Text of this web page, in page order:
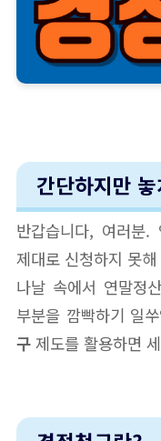
간단하지만
반갑습니다, 여러분.
제대로 신청하지 못
나날 속에서 연말정
부분을 깜빡하기 일
구 제도를 활용하면